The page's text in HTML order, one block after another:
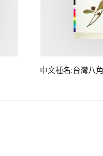
中文種名:台灣八角